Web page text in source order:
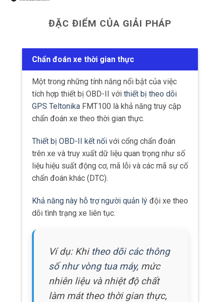
ĐẶC ĐIỂM CỦA GIẢI PHÁP
Chẩn đoán xe thời gian thực
Một trong những tính năng nổi bật của việc
tích hợp thiết bị OBD-II với thiết bị theo dõi
GPS Teltonika FMT100 là khả năng truy cập
chẩn đoán xe theo thời gian thực.
Thiết bị OBD-II kết nối với cổng chẩn đoán
trên xe và truy xuất dữ liệu quan trọng như số
liệu hiệu suất động cơ, mã lỗi và các mã sự cố
chẩn đoán khác (DTC).
Khả năng này hỗ trợ người quản lý đội xe theo
dõi tình trạng xe liên tục.
Ví dụ: Khi theo dõi các thông
số như vòng tua máy, mức
nhiên liệu và nhiệt độ chất
làm mát theo thời gian thực,